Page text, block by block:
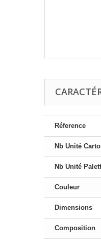
Réference
Nb Unité
Nb Unité
Couleur
Dimensions
Composition